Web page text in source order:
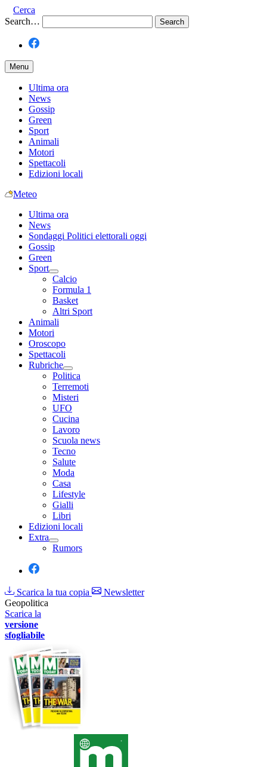
Cerca
Search…
Menu
Ultima ora
News
Gossip
Green
Sport
Animali
Motori
Spettacoli
Edizioni locali
Meteo
Ultima ora
News
Sondaggi Politici elettorali oggi
Gossip
Green
Sport
Calcio
Formula 1
Basket
Altri Sport
Animali
Motori
Oroscopo
Spettacoli
Rubriche
Politica
Terremoti
Misteri
UFO
Cucina
Lavoro
Scuola news
Tecno
Salute
Moda
Casa
Lifestyle
Gialli
Libri
Edizioni locali
Extra
Rumors
Scarica la tua copia
Newsletter
Geopolitica
Scarica la
versione
sfogliabile